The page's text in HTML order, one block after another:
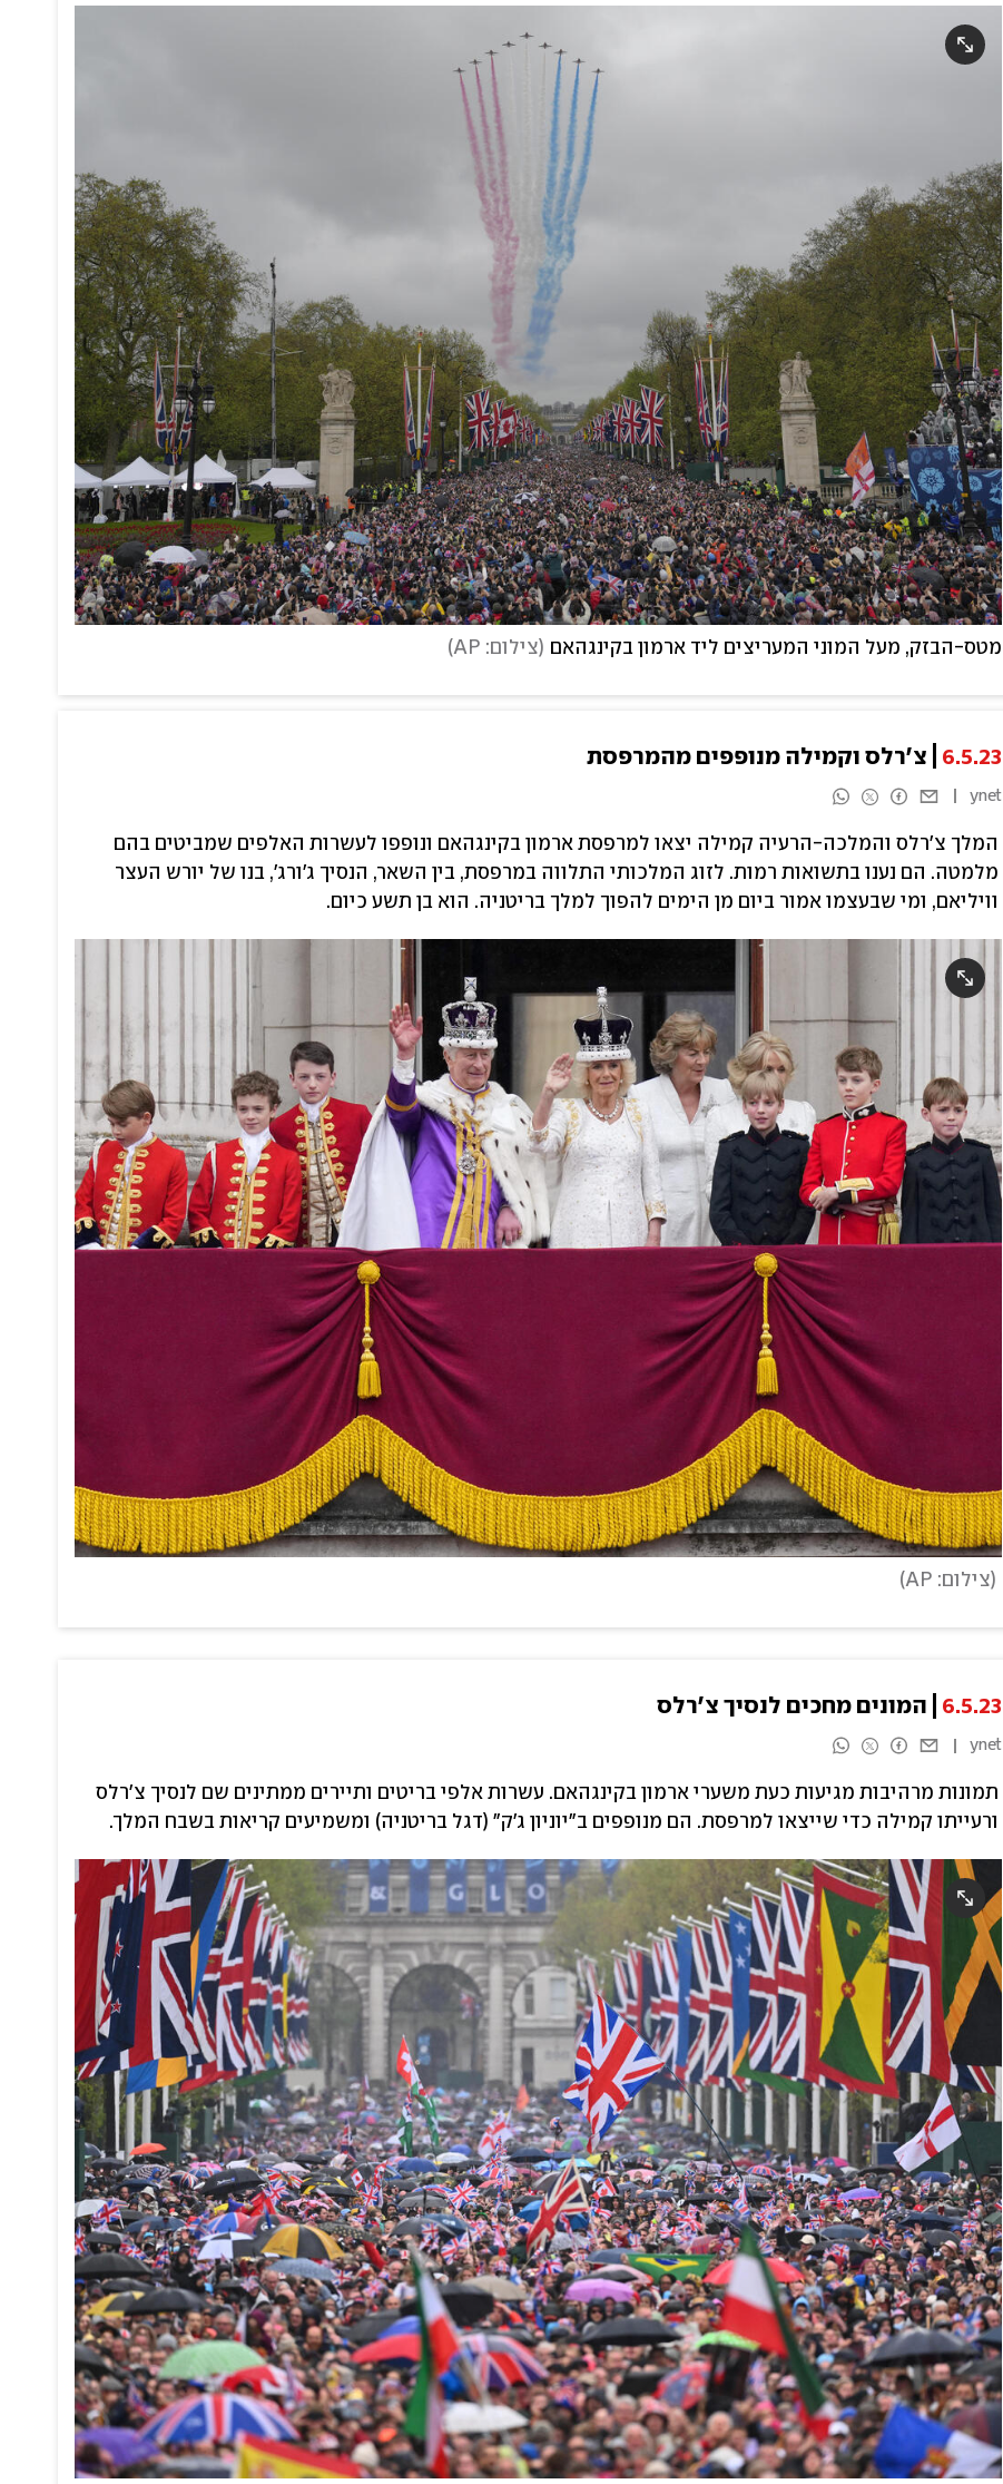
מטס-הבזק, מעל המוני המעריצים ליד ארמון בקינגהאם (צילום: AP )
6.5.23 צ'רלס וקמילה מנופפים מהמרפסת
ynet
המלך צ'רלס והמלכה-הרעיה קמילה יצאו למרפסת ארמון בקינגהאם ונופפו לעשרות האלפים שמביטים בהם
מלמטה. הם נענו בתשואות רמות. לזוג המלכותי התלווה במרפסת, בין השאר, הנסיך ג'ורג', בנו של יורש העצר
וויליאם, ומי שבעצמו אמור ביום מן הימים להפוך למלך בריטניה. הוא בן תשע כיום.
(צילום: AP )
6.5.23 המונים מחכים לנסיך צ'רלס
ynet
תמונות מרהיבות מגיעות כעת משערי ארמון בקינגהאם. עשרות אלפי בריטים ותיירים ממתינים שם לנסיך צ'רלס
ורעייתו קמילה כדי שייצאו למרפסת. הם מנופפים ב"יוניון ג'ק" (דגל בריטניה) ומשמיעים קריאות בשבח המלך.